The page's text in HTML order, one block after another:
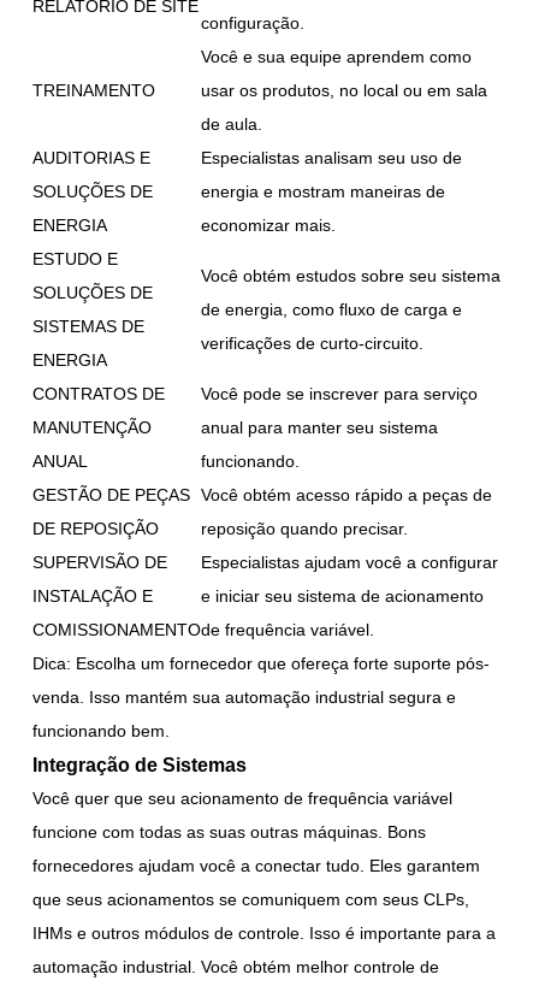
RELATÓRIO DE SITE
configuração.
TREINAMENTO
Você e sua equipe aprendem como
usar os produtos, no local ou em sala
de aula.
AUDITORIAS E
SOLUÇÕES DE
ENERGIA
Especialistas analisam seu uso de
energia e mostram maneiras de
economizar mais.
ESTUDO E
SOLUÇÕES DE
SISTEMAS DE
ENERGIA
Você obtém estudos sobre seu sistema
de energia, como fluxo de carga e
verificações de curto-circuito.
CONTRATOS DE
MANUTENÇÃO
ANUAL
Você pode se inscrever para serviço
anual para manter seu sistema
funcionando.
GESTÃO DE PEÇAS
DE REPOSIÇÃO
Você obtém acesso rápido a peças de
reposição quando precisar.
SUPERVISÃO DE
INSTALAÇÃO E
COMISSIONAMENTO
Especialistas ajudam você a configurar
e iniciar seu sistema de acionamento
de frequência variável.
Dica: Escolha um fornecedor que ofereça forte suporte pós-
venda. Isso mantém sua automação industrial segura e
funcionando bem.
Integração de Sistemas
Você quer que seu acionamento de frequência variável
funcione com todas as suas outras máquinas. Bons
fornecedores ajudam você a conectar tudo. Eles garantem
que seus acionamentos se comuniquem com seus CLPs,
IHMs e outros módulos de controle. Isso é importante para a
automação industrial. Você obtém melhor controle de